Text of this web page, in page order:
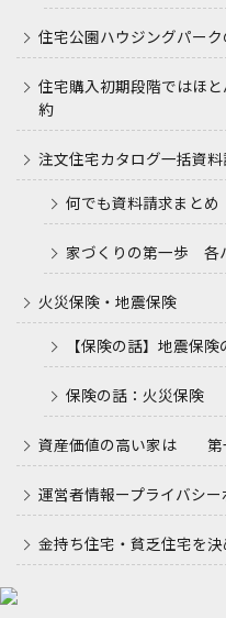
住宅公園ハウジングパー
住宅購入初期段階ではほ
約
注文住宅カタログ一括資
何でも資料請求まとめ
家づくりの第一歩 各
火災保険・地震保険
【保険の話】地震保
保険の話：火災保険
資産価値の高い家は 第
運営者情報ープライバシー
金持ち住宅・貧乏住宅を